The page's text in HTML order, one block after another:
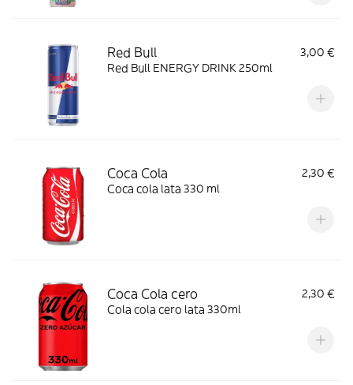
Red Bull
3,00 €
Red Bull ENERGY DRINK 250ml
Coca Cola
2,30 €
Coca cola lata 330 ml
Coca Cola cero
2,30 €
Cola cola cero lata 330ml